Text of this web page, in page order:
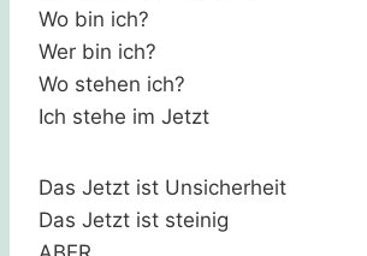
Wo bin ich?
Wer bin ich?
Wo stehen ich?
Ich stehe im Jetzt
Das Jetzt ist Unsicherheit
Das Jetzt ist steinig